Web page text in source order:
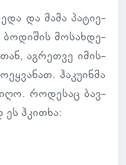
და მამა პა­ტი­ე­
მო­სახ­დე­
აგ­რეთვე იმის­
ჰა­კუ­ინმა
რო­დე­საც ბავ­
ჰკი­თხა: